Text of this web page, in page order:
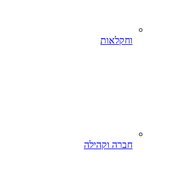
וחקלאות
חברה וקהילה